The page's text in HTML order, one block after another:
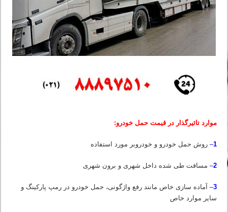
موارد تاثیرگذار در قیمت حمل خودرو:
1
– روش حمل خودرو و خودروبر مورد استفاده
2
– مسافت طی شده داخل شهری و برون شهری
3
– آماده سازی خاص مانند رفع واژگونی، حمل خودرو در رمپ پارکینگ و
سایر موارد خاص